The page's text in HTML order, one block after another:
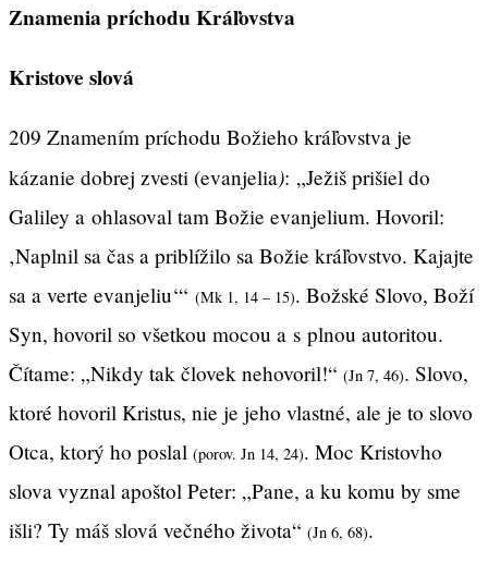
Znamenia príchodu Kráľovstva
Kristove slová
209 Znamením príchodu Božieho kráľovstva je
kázanie dobrej zvesti (evanjelia): „Ježiš prišiel do
Galiley a ohlasoval tam Božie evanjelium. Hovoril:
‚Naplnil sa čas a priblížilo sa Božie kráľovstvo. Kajajte
sa a verte evanjeliu‘“ (Mk 1, 14 – 15). Božské Slovo, Boží
Syn, hovoril so všetkou mocou a s plnou autoritou.
Čítame: „Nikdy tak človek nehovoril!“ (Jn 7, 46). Slovo,
ktoré hovoril Kristus, nie je jeho vlastné, ale je to slovo
Otca, ktorý ho poslal (porov. Jn 14, 24). Moc Kristovho
slova vyznal apoštol Peter: „Pane, a ku komu by sme
išli? Ty máš slová večného života“ (Jn 6, 68).